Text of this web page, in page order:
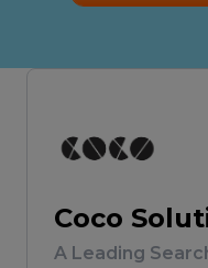
Coco
A Leading